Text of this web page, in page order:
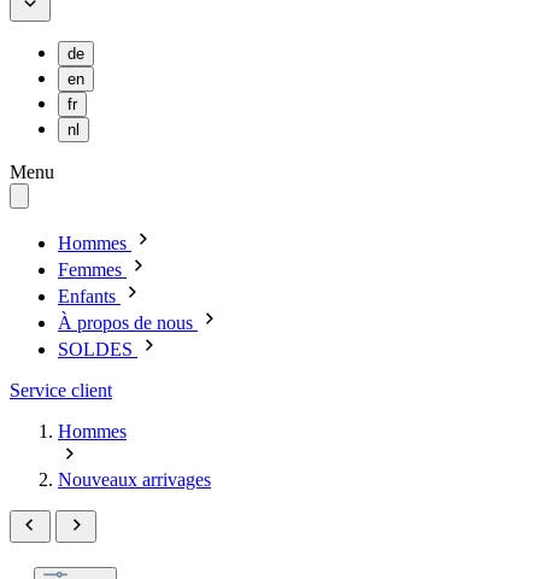
de
en
fr
nl
Menu
Hommes
Femmes
Enfants
À propos de nous
SOLDES
Service client
Hommes
Nouveaux arrivages